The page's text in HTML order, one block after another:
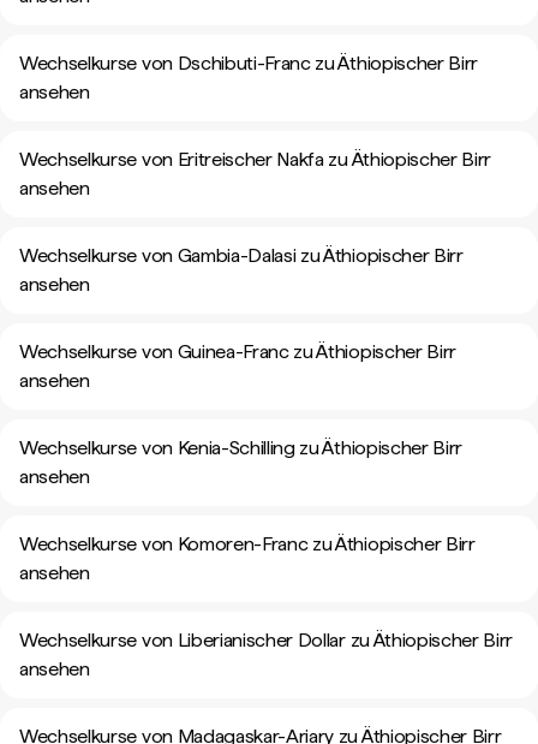
Wechselkurse von Dschibuti-Franc zu Äthiopischer Birr
ansehen
Wechselkurse von Eritreischer Nakfa zu Äthiopischer Birr
ansehen
Wechselkurse von Gambia-Dalasi zu Äthiopischer Birr
ansehen
Wechselkurse von Guinea-Franc zu Äthiopischer Birr
ansehen
Wechselkurse von Kenia-Schilling zu Äthiopischer Birr
ansehen
Wechselkurse von Komoren-Franc zu Äthiopischer Birr
ansehen
Wechselkurse von Liberianischer Dollar zu Äthiopischer Birr
ansehen
Wechselkurse von Madagaskar-Ariary zu Äthiopischer Birr